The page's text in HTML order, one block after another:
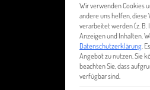
Wir verwenden Cookies
andere uns helfen, diese
verarbeitet werden (z. B.
Anzeigen und Inhalten.
Datenschutzerklärung
Angebot zu nutzen. Sie
beachten Sie, dass
verfügbar sind.